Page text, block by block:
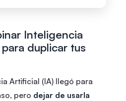
Inteligencia
duplicar tus
Artificial (IA) llegó para
pero dejar de usarla